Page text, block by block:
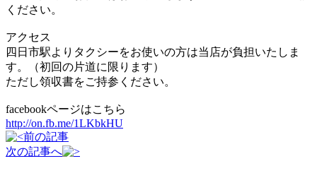
ください。
アクセス
四日市駅よりタクシーをお使いの方は当店が負担いたしま
す。（初回の片道に限ります）
ただし領収書をご持参ください。
facebookページはこちら
http://on.fb.me/1LKbkHU
前の記事
次の記事へ